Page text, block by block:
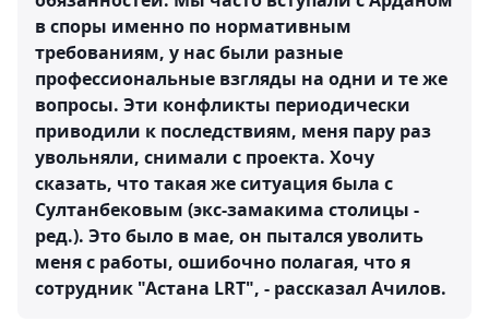
в споры именно по нормативным
требованиям, у нас были разные
профессиональные взгляды на одни и те же
вопросы. Эти конфликты периодически
приводили к последствиям, меня пару раз
увольняли, снимали с проекта. Хочу
сказать, что такая же ситуация была с
Султанбековым (экс-замакима столицы -
ред.). Это было в мае, он пытался уволить
меня с работы, ошибочно полагая, что я
сотрудник "Астана LRT", - рассказал Ачилов.